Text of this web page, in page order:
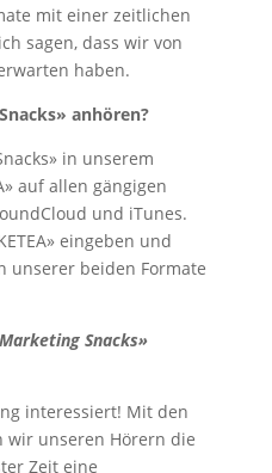
mit einer zeitlichen
sagen, dass wir von
haben.
anhören?
in unserem
auf allen gängigen
und iTunes.
eingeben und
unserer beiden Formate
Snacks»
interessiert! Mit den
wir unseren Hörern die
Zeit eine